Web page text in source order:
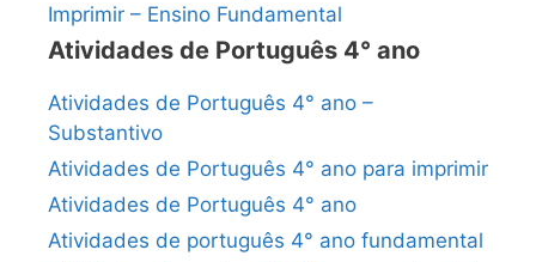
Imprimir – Ensino Fundamental
Atividades de Português 4° ano
Atividades de Português 4° ano –
Substantivo
Atividades de Português 4° ano para imprimir
Atividades de Português 4° ano
Atividades de português 4° ano fundamental